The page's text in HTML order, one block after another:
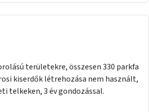
területekre, összesen 330 parkfa
kiserdők létrehozása nem használt,
telkeken, 3 év gondozással.